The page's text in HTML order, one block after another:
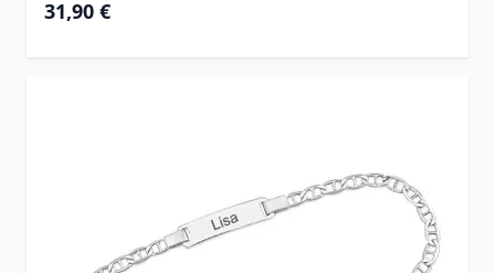
31,90 €